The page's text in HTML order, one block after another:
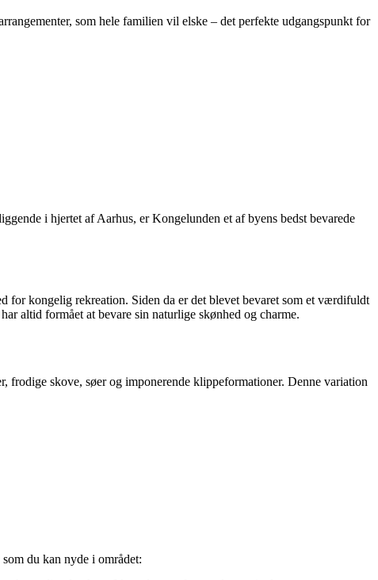
som hele familien vil elske – det perfekte udgangspunkt for
i hjertet af Aarhus, er Kongelunden et af byens bedst bevarede
for kongelig rekreation. Siden da er det blevet bevaret som et værdifuldt
altid formået at bevare sin naturlige skønhed og charme.
skove, søer og imponerende klippeformationer. Denne variation
du kan nyde i området: